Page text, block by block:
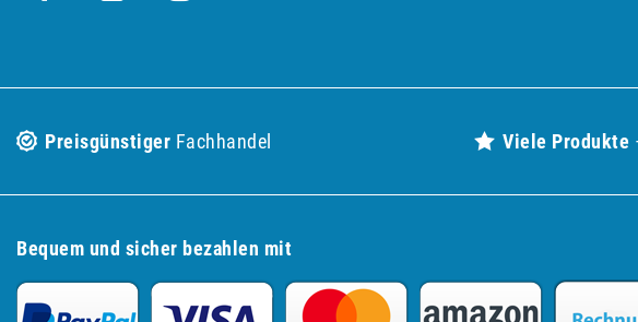
Preisgünstiger Fachhandel Viele Produkte
Bequem und sicher bezahlen mit